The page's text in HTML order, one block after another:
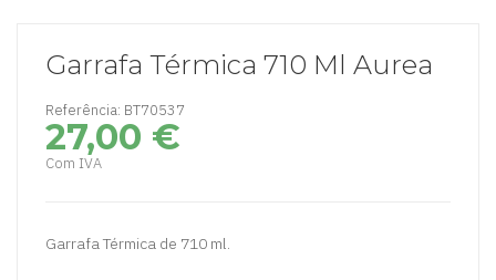
Garrafa Térmica 710 Ml Aurea
Referência: BT70537
27,00 €
Com IVA
Garrafa Térmica de 710 ml.